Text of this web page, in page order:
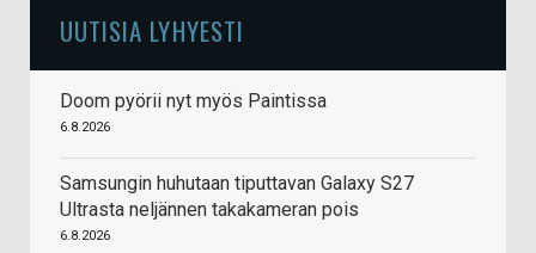
UUTISIA LYHYESTI
Doom pyörii nyt myös Paintissa
6.8.2026
Samsungin huhutaan tiputtavan Galaxy S27
Ultrasta neljännen takakameran pois
6.8.2026